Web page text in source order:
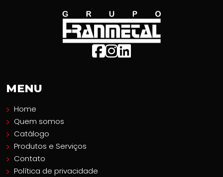
MENU
Home
Quem somos
Catálogo
Produtos e Serviços
Contato
Política de privacidade